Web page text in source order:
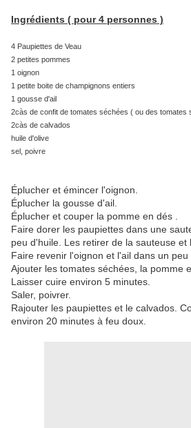
Ingrédients ( pour 4 personnes )
4 Paupiettes de Veau
2 petites pommes
1 oignon
1 petite boite de champignons entiers
1 gousse d'ail
2càs de confit de tomates séchées ( ou des tomates
2càs de calvados
huile d'olive
sel, poivre
Éplucher et émincer l'oignon.
Éplucher la gousse d'ail.
Éplucher et couper la pomme en dés .
Faire dorer les paupiettes dans une
peu d'huile. Les retirer de la sauteuse et
Faire revenir l'oignon et l'ail dans un peu
Ajouter les tomates séchées, la pomme
Laisser cuire environ 5 minutes.
Saler, poivrer.
Rajouter les paupiettes et le calvados.
environ 20 minutes à feu doux.